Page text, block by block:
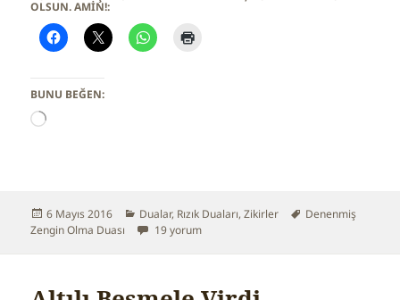
OLSUN. AMİN!:
BUNU BEĞEN:
i
y
o
.
Yayın
tarihi
6 Mayıs 2016 Kategoriler
Dualar, Rızık Duaları,Zikirler Etiketler
Denenmiş
Zengin Olma Duası
Zengin Olma Duası için
19 yorum